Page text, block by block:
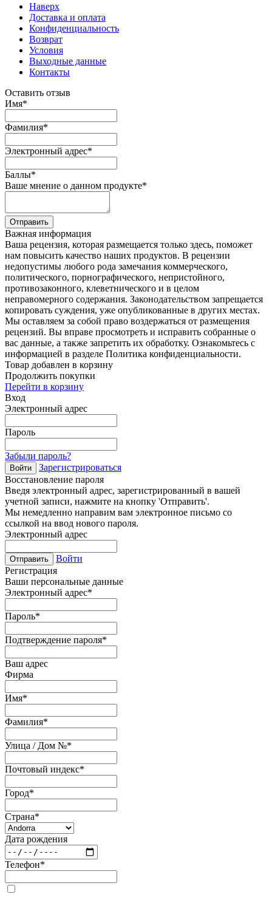
Наверх
Доставка и оплата
Конфиденциальность
Возврат
Условия
Выходные данные
Контакты
Оставить отзыв
Имя*
Фамилия*
Электронный адрес*
Баллы*
Ваше мнение о данном продукте*
Отправить
Важная информация
Ваша рецензия, которая размещается только здесь, поможет
нам повысить качество наших продуктов. В рецензии
недопустимы любого рода замечания коммерческого,
политического, порнографического, непристойного,
противозаконного, клеветнического и в целом
неправомерного содержания. Законодательством запрещается
копировать суждения, уже опубликованные в других местах.
Мы оставляем за собой право воздержаться от размещения
рецензий. Вы вправе просмотреть и исправить собранные о
вас данные, а также запретить их обработку. Ознакомьтесь с
информацией в разделе Политика конфиденциальности.
Товар добавлен в корзину
Продолжить покупки
Перейти в корзину
Вход
Электронный адрес
Пароль
Забыли пароль?
Войти
Зарегистрироваться
Восстановление пароля
Введя электронный адрес, зарегистрированный в вашей
учетной записи, нажмите на кнопку 'Отправить'.
Мы немедленно направим вам электронное письмо со
ссылкой на ввод нового пароля.
Электронный адрес
Отправить
Войти
Регистрация
Ваши персональные данные
Электронный адрес*
Пароль*
Подтверждение пароля*
Ваш адрес
Фирма
Имя*
Фамилия*
Улица / Дом №*
Почтовый индекс*
Город*
Страна*
Дата рождения
Телефон*